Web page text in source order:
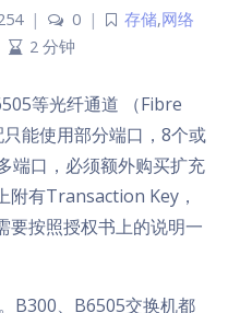
| 0 | 存储,网络
2 分钟
等光纤通道 （Fibre
能使用部分端口，8个或
端口，必须额外购买扩充
附有Transaction Key，
要按照授权书上的说明一
B300、B6505交换机都